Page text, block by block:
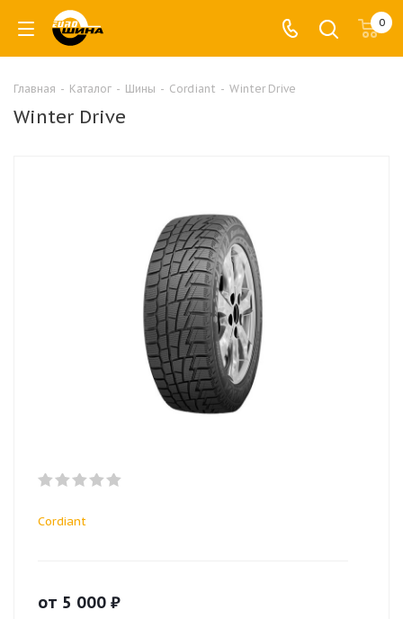
0
Главная - Каталог - Шины - Cordiant - Winter Drive
Winter Drive
Cordiant
от 5 000 ₽